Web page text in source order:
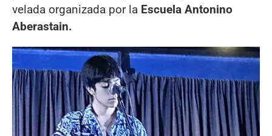
velada organizada por la Escuela Antonino
Aberastain.